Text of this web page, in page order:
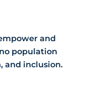
and
population
and inclusion.